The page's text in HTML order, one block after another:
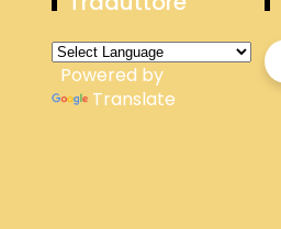
Powered by
Translate